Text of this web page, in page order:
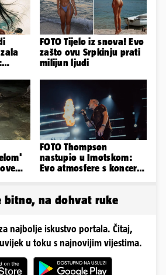
FOTO Tijelo iz snova! Evo
zašto ovu Srpkinju prati
milijun ljudi
FOTO Thompson
nastupio u Imotskom:
Evo atmosfere s koncerta
bitno, na dohvat ruke
najbolje iskustvo portala. Čitaj,
u toku s najnovijim vijestima.